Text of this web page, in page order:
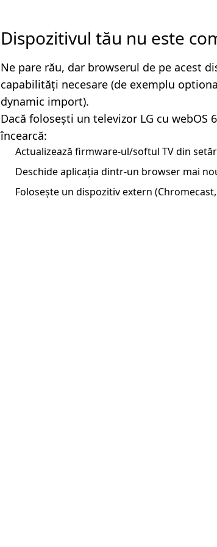
Dispozitivul tău nu este
Ne pare rău, dar browserul de pe acest
capabilități necesare (de exemplu
dynamic import).
Dacă folosești un televizor LG cu
încearcă:
Actualizează firmware-ul/softul TV din
Deschide aplicația dintr-un browser mai
Folosește un dispozitiv extern